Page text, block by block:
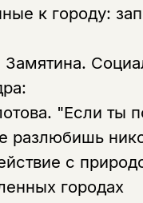
к городу:
"Если ты
разлюбишь
с
городах